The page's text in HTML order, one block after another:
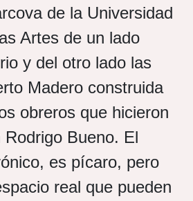
de la Universidad
Artes de un lado
y del otro lado las
Madero construida
obreros que hicieron
Bueno. El
es pícaro, pero
real que pueden